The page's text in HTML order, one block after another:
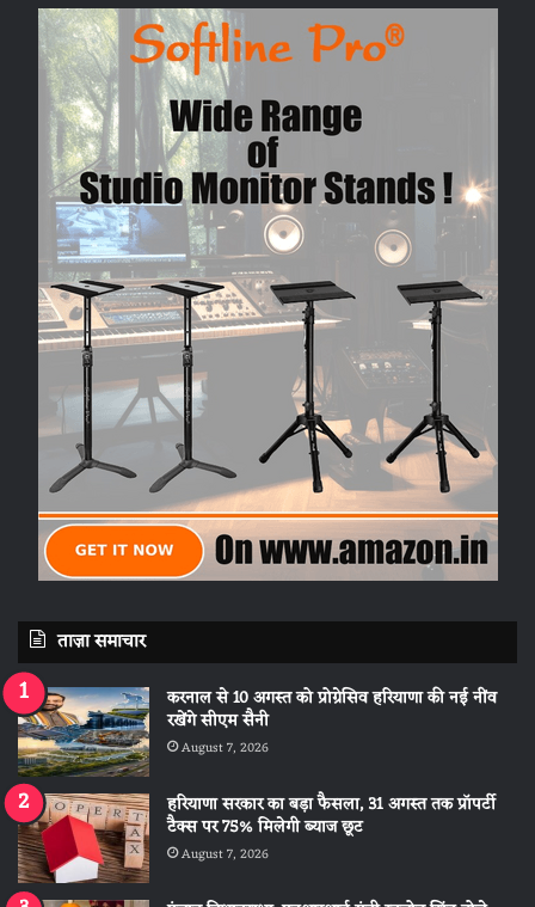
ताज़ा समाचार
करनाल से 10 अगस्त को प्रोग्रेसिव हरियाणा की नई नींव
रखेंगे सीएम सैनी
August 7, 2026
हरियाणा सरकार का बड़ा फैसला, 31 अगस्त तक प्रॉपर्टी
टैक्स पर 75% मिलेगी ब्याज छूट
August 7, 2026